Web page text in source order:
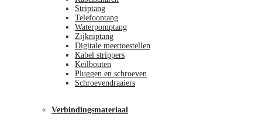
Striptang
Telefoontang
Waterpomptang
Zijkniptang
Digitale meettoestellen
Kabel strippers
Keilbouten
Pluggen en schroeven
Schroevendraaiers
Verbindingsmateriaal